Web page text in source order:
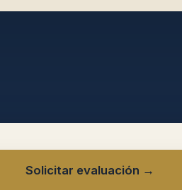
Solicitar evaluación →